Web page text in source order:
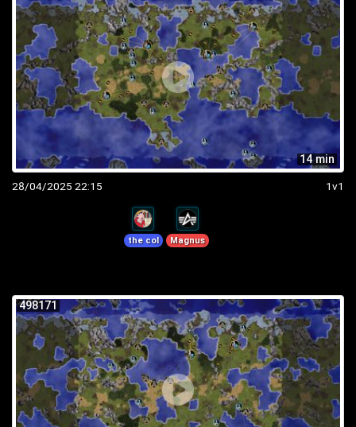
14 min
28/04/2025 22:15 1v1
the col Magnus
498171